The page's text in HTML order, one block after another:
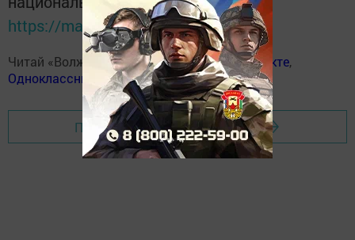
https://max.ru/tatmedia
Читай «Волжскую новь» вТелеграм,Вконтакте,
Одноклассники
Дзен
Перейти на страницу новости